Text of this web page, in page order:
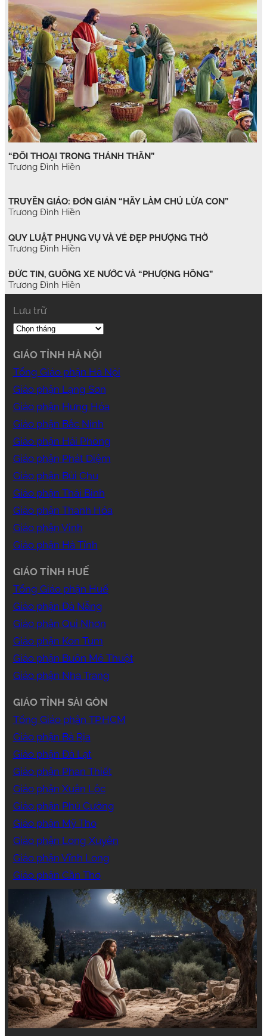
“ĐỐI THOẠI TRONG THÁNH THẦN”
Trương Đình Hiền
TRUYỀN GIÁO: ĐƠN GIẢN “HÃY LÀM CHÚ LỪA CON”
Trương Đình Hiền
QUY LUẬT PHỤNG VỤ VÀ VẺ ĐẸP PHƯỢNG THỜ
Trương Đình Hiền
ĐỨC TIN, GUỒNG XE NƯỚC VÀ “PHƯỢNG HỒNG”
Trương Đình Hiền
Lưu trữ
GIÁO TỈNH HÀ NỘI
Tổng Giáo phận Hà Nội
Giáo phận Lạng Sơn
Giáo phận Hưng Hóa
Giáo phận Bắc Ninh
Giáo phận Hải Phòng
Giáo phận Phát Diệm
Giáo phận Bùi Chu
Giáo phận Thái Bình
Giáo phận Thanh Hóa
Giáo phận Vinh
Giáo phận Hà Tĩnh
GIÁO TỈNH HUẾ
Tổng Giáo phận Huế
Giáo phận Đà Nẵng
Giáo phận Qui Nhơn
Giáo phận Kon Tum
Giáo phận Buôn Mê Thuột
Giáo phận Nha Trang
GIÁO TỈNH SÀI GÒN
Tổng Giáo phận TP.HCM
Giáo phận Bà Rịa
Giáo phận Đà Lạt
Giáo phận Phan Thiết
Giáo phận Xuân Lộc
Giáo phận Phú Cường
Giáo phận Mỹ Tho
Giáo phận Long Xuyên
Giáo phận Vĩnh Long
Giáo phận Cần Thơ